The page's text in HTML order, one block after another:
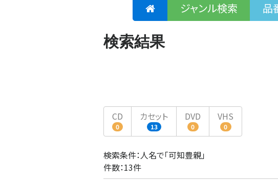
ジャンル検索 品
検索結果
CD
0
カセット
13
DVD
0
VHS
0
検索条件：人名で「可知豊親」
件数：13件